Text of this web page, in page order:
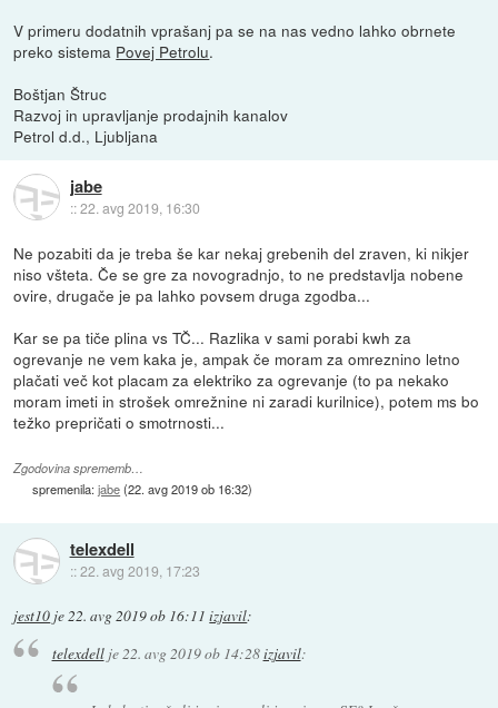
V primeru dodatnih vprašanj pa se na nas vedno lahko obrnete
preko sistema Povej Petrolu.
Boštjan Štruc
Razvoj in upravljanje prodajnih kanalov
Petrol d.d., Ljubljana
jabe
::22. avg 2019, 16:30
Ne pozabiti da je treba še kar nekaj grebenih del zraven, ki nikjer
niso všteta. Če se gre za novogradnjo, to ne predstavlja nobene
ovire, drugače je pa lahko povsem druga zgodba...
Kar se pa tiče plina vs TČ... Razlika v sami porabi kwh za
ogrevanje ne vem kaka je, ampak če moram za omreznino letno
plačati več kot placam za elektriko za ogrevanje (to pa nekako
moram imeti in strošek omrežnine ni zaradi kurilnice), potem ms bo
težko prepričati o smotrnosti...
Zgodovina sprememb…
spremenila:jabe(22. avg 2019 ob 16:32)
telexdell
::22. avg 2019, 17:23
jest10 je22. avg 2019 ob 16:11 izjavil:
telexdellje 22. avg 2019 ob 14:28izjavil: